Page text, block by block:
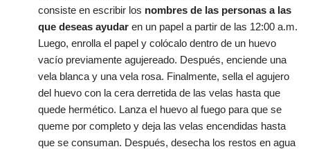
consiste en escribir los nombres de las personas a las
que deseas ayudar en un papel a partir de las 12:00 a.m.
Luego, enrolla el papel y colócalo dentro de un huevo
vacío previamente agujereado. Después, enciende una
vela blanca y una vela rosa. Finalmente, sella el agujero
del huevo con la cera derretida de las velas hasta que
quede hermético. Lanza el huevo al fuego para que se
queme por completo y deja las velas encendidas hasta
que se consuman. Después, desecha los restos en agua